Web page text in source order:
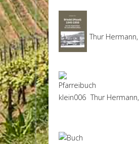
Thur
Thur